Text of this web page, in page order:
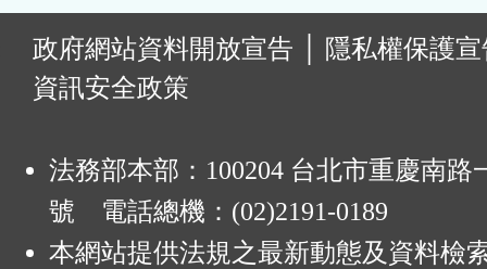
政府網站資料開放宣告
隱私權保護
資訊安全政策
法務部本部：100204 台北市重慶南路
號 電話總機：(02)2191-0189
本網站提供法規之最新動態及資料檢